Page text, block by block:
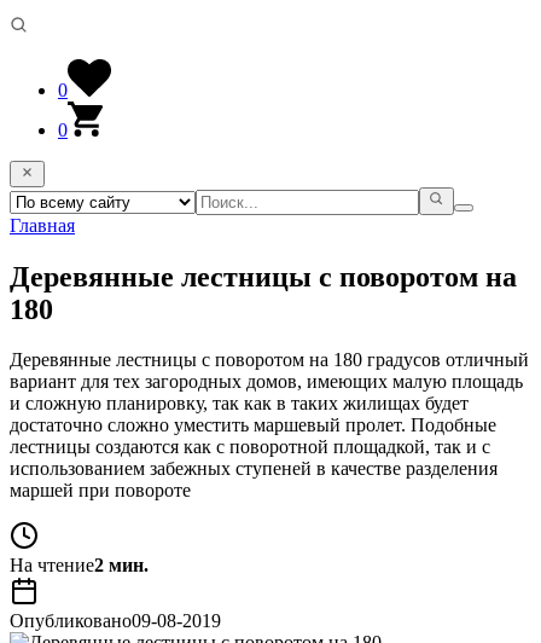
0
0
Главная
Деревянные лестницы с поворотом на
180
Деревянные лестницы с поворотом на 180 градусов отличный
вариант для тех загородных домов, имеющих малую площадь
и сложную планировку, так как в таких жилищах будет
достаточно сложно уместить маршевый пролет. Подобные
лестницы создаются как с поворотной площадкой, так и с
использованием забежных ступеней в качестве разделения
маршей при повороте
На чтение2 мин.
Опубликовано09-08-2019